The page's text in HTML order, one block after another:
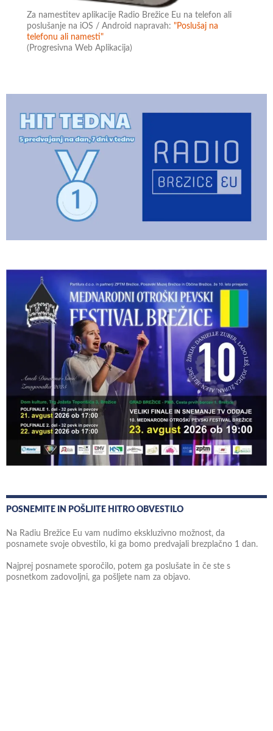
Za namestitev aplikacije Radio Brežice Eu na telefon ali
poslušanje na iOS / Android napravah:"Poslušaj na
telefonu ali namesti"
(Progresivna Web Aplikacija)
POSNEMITE IN POŠLJITE HITRO OBVESTILO
Na Radiu Brežice Eu vam nudimo ekskluzivno možnost, da
posnamete svoje obvestilo, ki ga bomo predvajali brezplačno 1 dan.
Najprej posnamete sporočilo, potem ga poslušate in če ste s
posnetkom zadovoljni, ga pošljete nam za objavo.